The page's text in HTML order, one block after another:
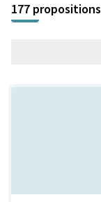
177 propositions